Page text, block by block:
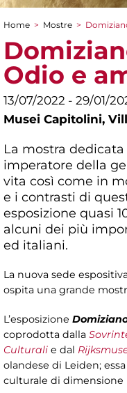
Tu sei qui
Home > Mostre >
Odio e
13/07/2022 - 29/01/
Musei Capitolini,
La mostra
imperatore della
vita così come in
e i contrasti di
esposizione quasi
alcuni dei più
ed italiani.
La nuova sede
ospita una grande
L’esposizione
coprodotta dalla
Culturali e dal
olandese di Leiden;
culturale di dimensione